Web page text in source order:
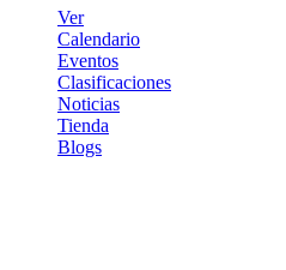
Ver
Calendario
Eventos
Clasificaciones
Noticias
Tienda
Blogs